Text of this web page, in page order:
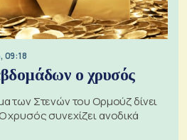
09:18
ο χρυσός
των Στενών του Ορμούζ δίνει
χρυσός συνεχίζει ανοδικά